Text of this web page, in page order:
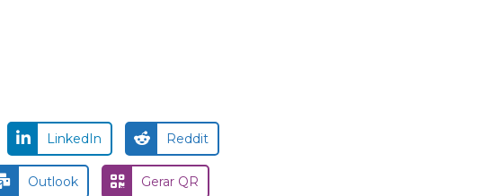
LinkedIn Reddit
Outlook Gerar QR